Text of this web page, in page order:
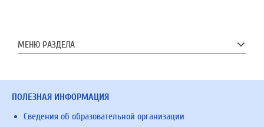
МЕНЮ РАЗДЕЛА
ПОЛЕЗНАЯ ИНФОРМАЦИЯ
Сведения об образовательной организации